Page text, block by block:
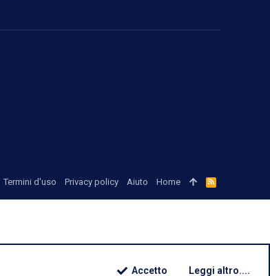
Termini d'uso Privacy policy Aiuto Home
R
S
Accetto Leggi altro....